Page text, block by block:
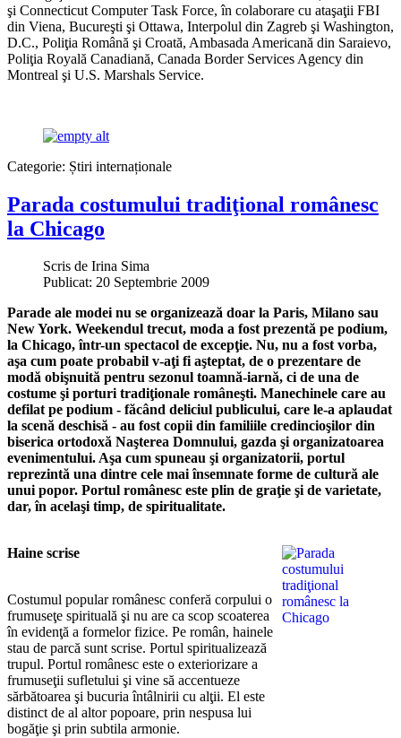
şi Connecticut Computer Task Force, în colaborare cu ataşaţii FBI
din Viena, Bucureşti şi Ottawa, Interpolul din Zagreb şi Washington,
D.C., Poliţia Română şi Croată, Ambasada Americană din Saraievo,
Poliţia Royală Canadiană, Canada Border Services Agency din
Montreal şi U.S. Marshals Service.
Categorie: Știri internaționale
Parada costumului tradiţional românesc
la Chicago
Scris de Irina Sima
Publicat: 20 Septembrie 2009
Parade ale modei nu se organizează doar la Paris, Milano sau
New York. Weekendul trecut, moda a fost prezentă pe podium,
la Chicago, într-un spectacol de excepţie. Nu, nu a fost vorba,
aşa cum poate probabil v-aţi fi aşteptat, de o prezentare de
modă obişnuită pentru sezonul toamnă-iarnă, ci de una de
costume şi porturi tradiţionale româneşti. Manechinele care au
defilat pe podium - făcând deliciul publicului, care le-a aplaudat
la scenă deschisă - au fost copii din familiile credincioşilor din
biserica ortodoxă Naşterea Domnului, gazda şi organizatoarea
evenimentului. Aşa cum spuneau şi organizatorii, portul
reprezintă una dintre cele mai însemnate forme de cultură ale
unui popor. Portul românesc este plin de graţie şi de varietate,
dar, în acelaşi timp, de spiritualitate.
Haine scrise
Costumul popular românesc conferă corpului o
frumuseţe spirituală şi nu are ca scop scoaterea
în evidenţă a formelor fizice. Pe român, hainele
stau de parcă sunt scrise. Portul spiritualizează
trupul. Portul românesc este o exteriorizare a
frumuseţii sufletului şi vine să accentueze
sărbătoarea şi bucuria întâlnirii cu alţii. El este
distinct de al altor popoare, prin nespusa lui
bogăţie şi prin subtila armonie.